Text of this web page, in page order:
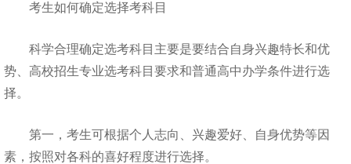
考生如何确定选择考科目
科学合理确定选考科目主要是要结合自身兴趣特长和优
势、高校招生专业选考科目要求和普通高中办学条件进行选
择。
第一，考生可根据个人志向、兴趣爱好、自身优势等因
素，按照对各科的喜好程度进行选择。